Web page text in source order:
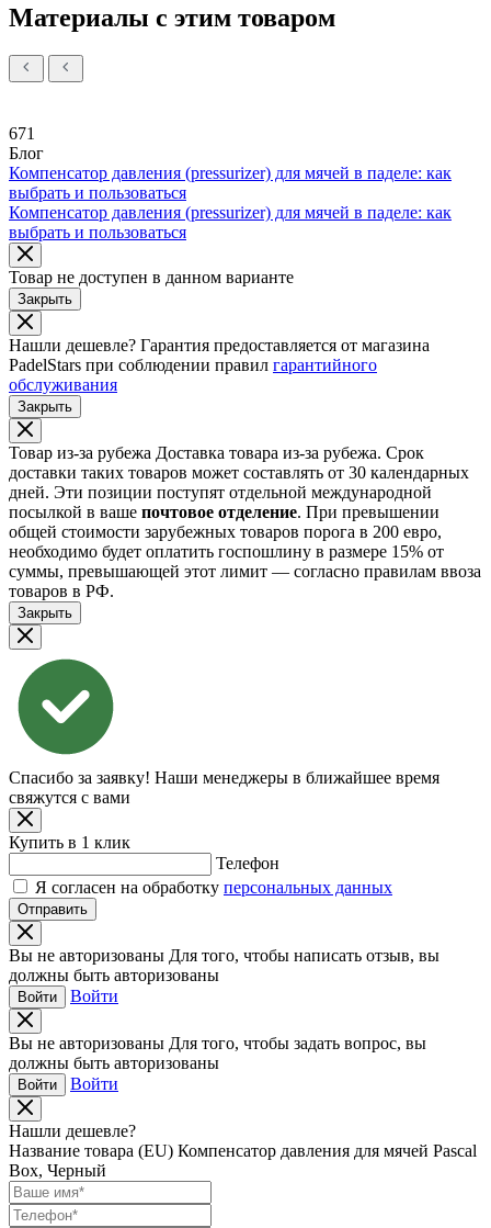
Материалы с этим товаром
671
Блог
Компенсатор давления (pressurizer) для мячей в паделе: как
выбрать и пользоваться
Компенсатор давления (pressurizer) для мячей в паделе: как
выбрать и пользоваться
Товар не доступен в данном варианте
Закрыть
Нашли дешевле? Гарантия предоставляется от магазина
PadelStars при соблюдении правил гарантийного
обслуживания
Закрыть
Товар из-за рубежа Доставка товара из-за рубежа. Срок
доставки таких товаров может составлять от 30 календарных
дней. Эти позиции поступят отдельной международной
посылкой в ваше почтовое отделение. При превышении
общей стоимости зарубежных товаров порога в 200 евро,
необходимо будет оплатить госпошлину в размере 15% от
суммы, превышающей этот лимит — согласно правилам ввоза
товаров в РФ.
Закрыть
Спасибо за заявку! Наши менеджеры в ближайшее время
свяжутся с вами
Купить в 1 клик
Телефон
Я согласен на обработку персональных данных
Отправить
Вы не авторизованы Для того, чтобы написать отзыв, вы
должны быть авторизованы
Войти Войти
Вы не авторизованы Для того, чтобы задать вопрос, вы
должны быть авторизованы
Войти Войти
Нашли дешевле?
Название товара (EU) Компенсатор давления для мячей Pascal
Box, Черный